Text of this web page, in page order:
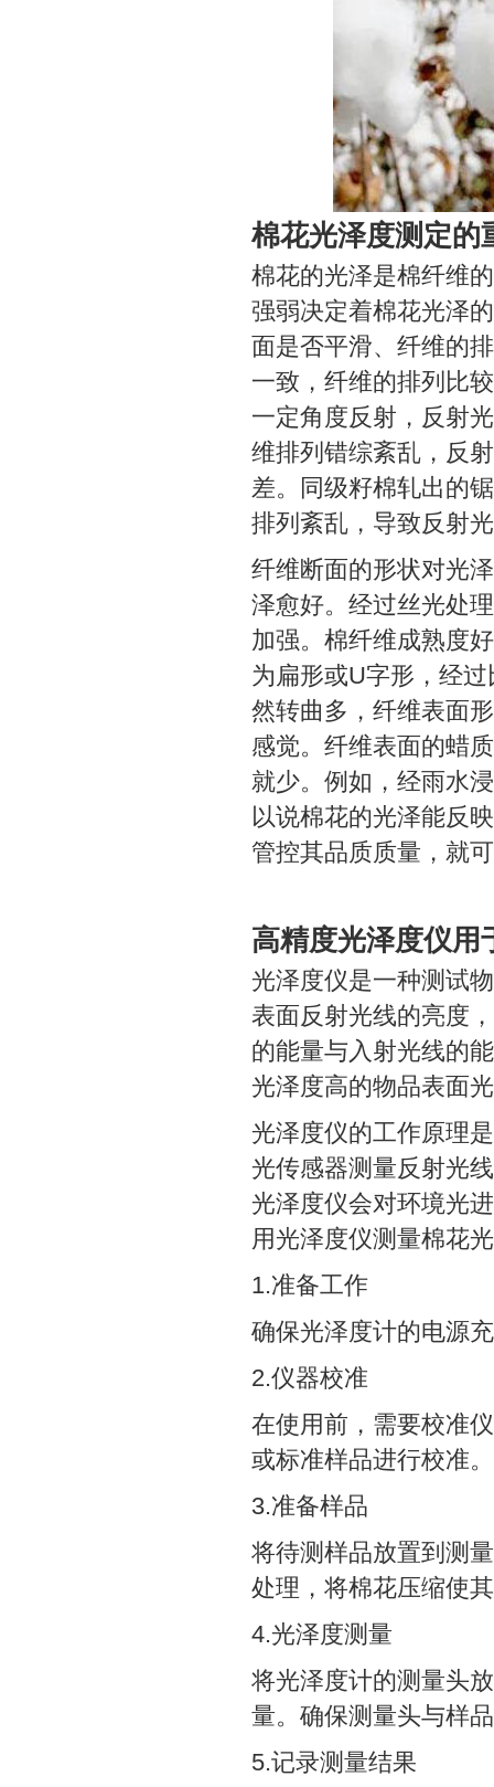
棉花光泽度测定的
棉花的光泽是棉纤维
强弱决定着棉花光泽
面是否平滑、纤维的
一致，纤维的排列比
一定角度反射，反射
维排列错综紊乱，反
差。同级籽棉轧出的
排列紊乱，导致反射
纤维断面的形状对光
泽愈好。经过丝光处
加强。棉纤维成熟度
为扁形或U字形，经
然转曲多，纤维表面
感觉。纤维表面的蜡
就少。例如，经雨水
以说棉花的光泽能反
管控其品质质量，就
高精度光泽度仪用
光泽度仪是一种测试
表面反射光线的亮度
的能量与入射光线的
光泽度高的物品表面
光泽度仪的工作原理
光传感器测量反射光
光泽度仪会对环境光
用光泽度仪测量棉花
1.准备工作
确保光泽度计的电源
2.仪器校准
在使用前，需要校准
或标准样品进行校准
3.准备样品
将待测样品放置到测
处理，将棉花压缩使
4.光泽度测量
将光泽度计的测量头
量。确保测量头与样
5.记录测量结果